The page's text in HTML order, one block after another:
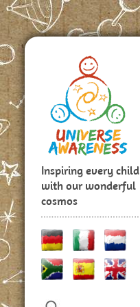
Inspiring every child
with our wonderful
cosmos